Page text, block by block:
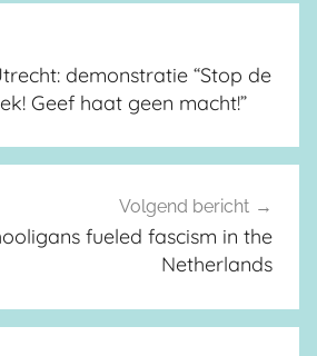
demonstratie “Stop de
Geef haat geen macht!”
Volgend bericht
fueled fascism in the
Netherlands